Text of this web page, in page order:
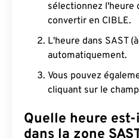
sélectionnez l'heure
convertir en CIBLE.
L'heure dans SAST
automatiquement.
Vous pouvez
cliquant sur le
Quelle heure